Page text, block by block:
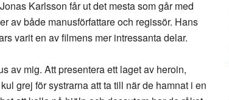
Karlsson får ut det mesta som går med
av både manusförfattare och regissör. Hans
varit en av filmens mer intressanta delar.
av mig. Att presentera ett laget av heroin,
grej för systrarna att ta till när de hamnat i en